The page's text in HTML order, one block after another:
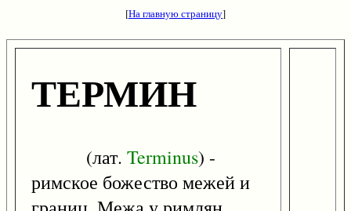
[На главную страницу]
ТЕРМИН
(лат. Terminus) -
римское божество межей и